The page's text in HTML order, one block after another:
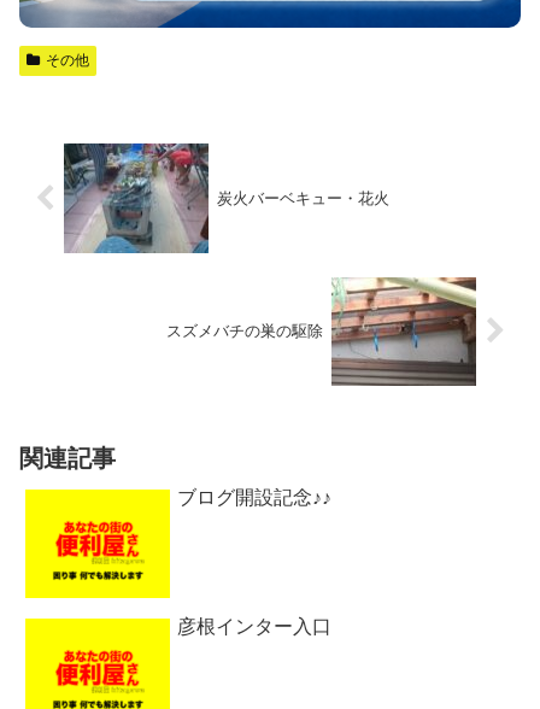
その他
炭火バーベキュー・花火
スズメバチの巣の駆除
関連記事
ブログ開設記念♪♪
彦根インター入口